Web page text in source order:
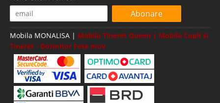
Abonare
Mobila MONALISA | Mobila Tineret Queen | Mobila Copii si
Tineret - Dormitor Fete mov